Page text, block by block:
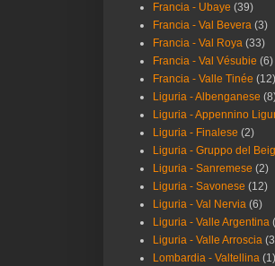
Francia - Ubaye (39)
Francia - Val Bevera (3)
Francia - Val Roya (33)
Francia - Val Vésubie (6)
Francia - Valle Tinée (12)
Liguria - Albenganese
Liguria - Appennino
Liguria - Finalese (2)
Liguria - Gruppo del
Liguria - Sanremese (2)
Liguria - Savonese (12)
Liguria - Val Nervia (6)
Liguria - Valle Argentina
Liguria - Valle Arroscia
Lombardia - Valtellina (1)